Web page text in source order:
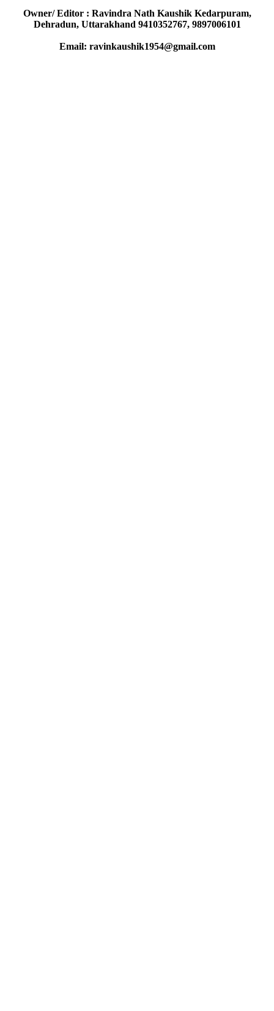
Owner/ Editor : Ravindra Nath Kaushik Kedarpuram,
Dehradun, Uttarakhand 9410352767, 9897006101
Email: ravinkaushik1954@gmail.com